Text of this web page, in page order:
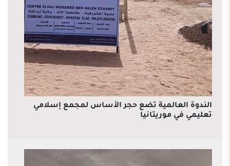
الندوة العالمية تضع حجر الأساس لمجمع إسلامي
تعليمي في موريتانيا